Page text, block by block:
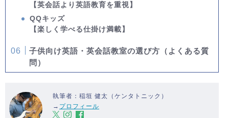
【英会話より英語教育を重視】
QQキッズ
【楽しく学べる仕掛け満載】
子供向け英語・英会話教室の選び方（よくある質
問）
執筆者：稲垣 健太（ケンタトニック）
→ プロフィール